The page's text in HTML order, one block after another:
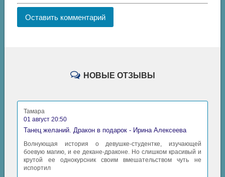
Оставить комментарий
НОВЫЕ ОТЗЫВЫ
Тамара
01 август 20:50
Танец желаний. Дракон в подарок - Ирина Алексеева
Волнующая история о девушке-студентке, изучающей
боевую магию, и ее декане-драконе. Но слишком красивый и
крутой ее однокурсник своим вмешательством чуть не
испортил